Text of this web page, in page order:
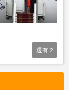
還有 2